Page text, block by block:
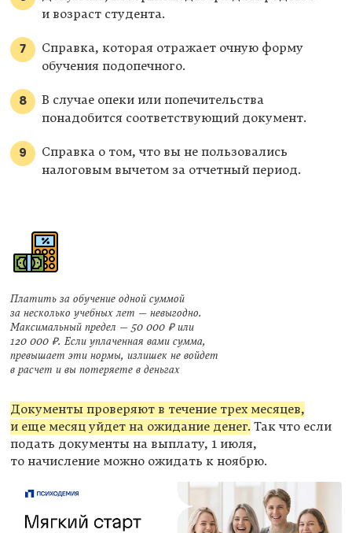
и возраст студента.
Справка, которая отражает очную форму
обучения подопечного.
В случае опеки или попечительства
понадобится соответствующий документ.
Справка о том, что вы не пользовались
налоговым вычетом за отчетный период.
Платить за обучение одной суммой
за несколько учебных лет — невыгодно.
Максимальный предел — 50 000 ₽ или
120 000 ₽. Если уплаченная вами сумма,
превышает эти нормы, излишек не войдет
в расчет и вы потеряете в деньгах
Документы проверяют в течение трех месяцев,
и еще месяц уйдет на ожидание денег. Так что если
подать документы на выплату, 1 июля,
то начисление можно ожидать к ноябрю.